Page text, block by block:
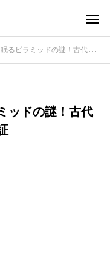
ドの謎！古代遺跡か自然の造形か徹底検証
ッドの謎！古代